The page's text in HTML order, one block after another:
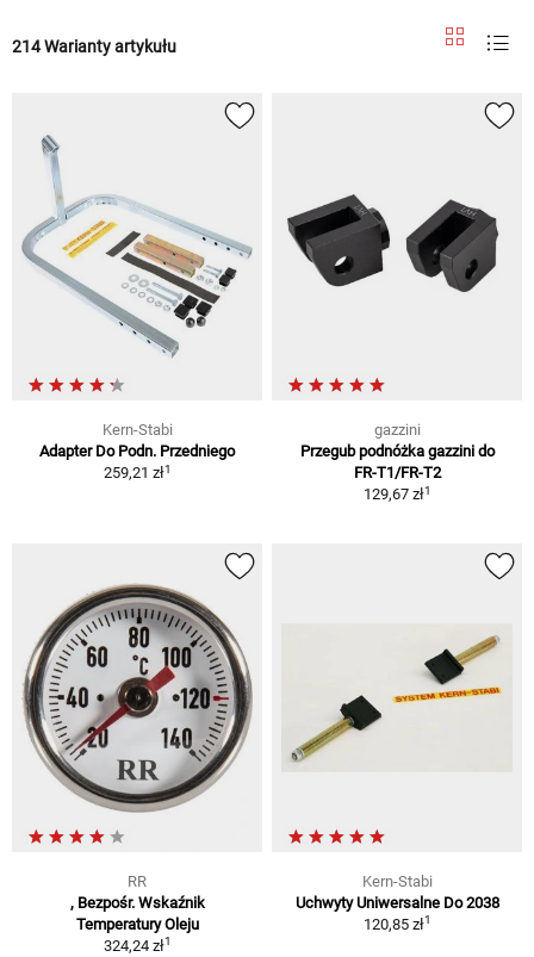
214 Warianty artykułu
Kern-Stabi
Adapter Do Podn. Przedniego
259,21 zł1
gazzini
Przegub podnóżka gazzini do
FR-T1/FR-T2
129,67 zł1
RR
, Bezpośr. Wskaźnik
Temperatury Oleju
324,24 zł1
Kern-Stabi
Uchwyty Uniwersalne Do 2038
120,85 zł1